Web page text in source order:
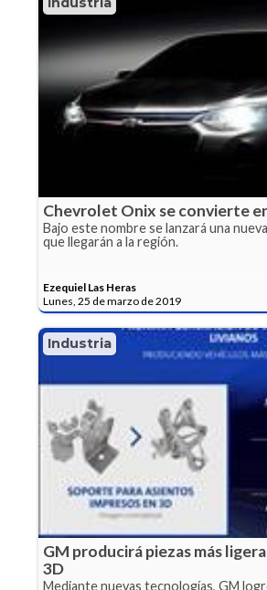
Chevrolet Onix se convierte
Bajo este nombre se lanzará una
que llegarán a la región.
Ezequiel Las Heras
Lunes, 25 de marzo de 2019
Industria
GM producirá piezas más
3D
Mediante nuevas tecnologías, GM